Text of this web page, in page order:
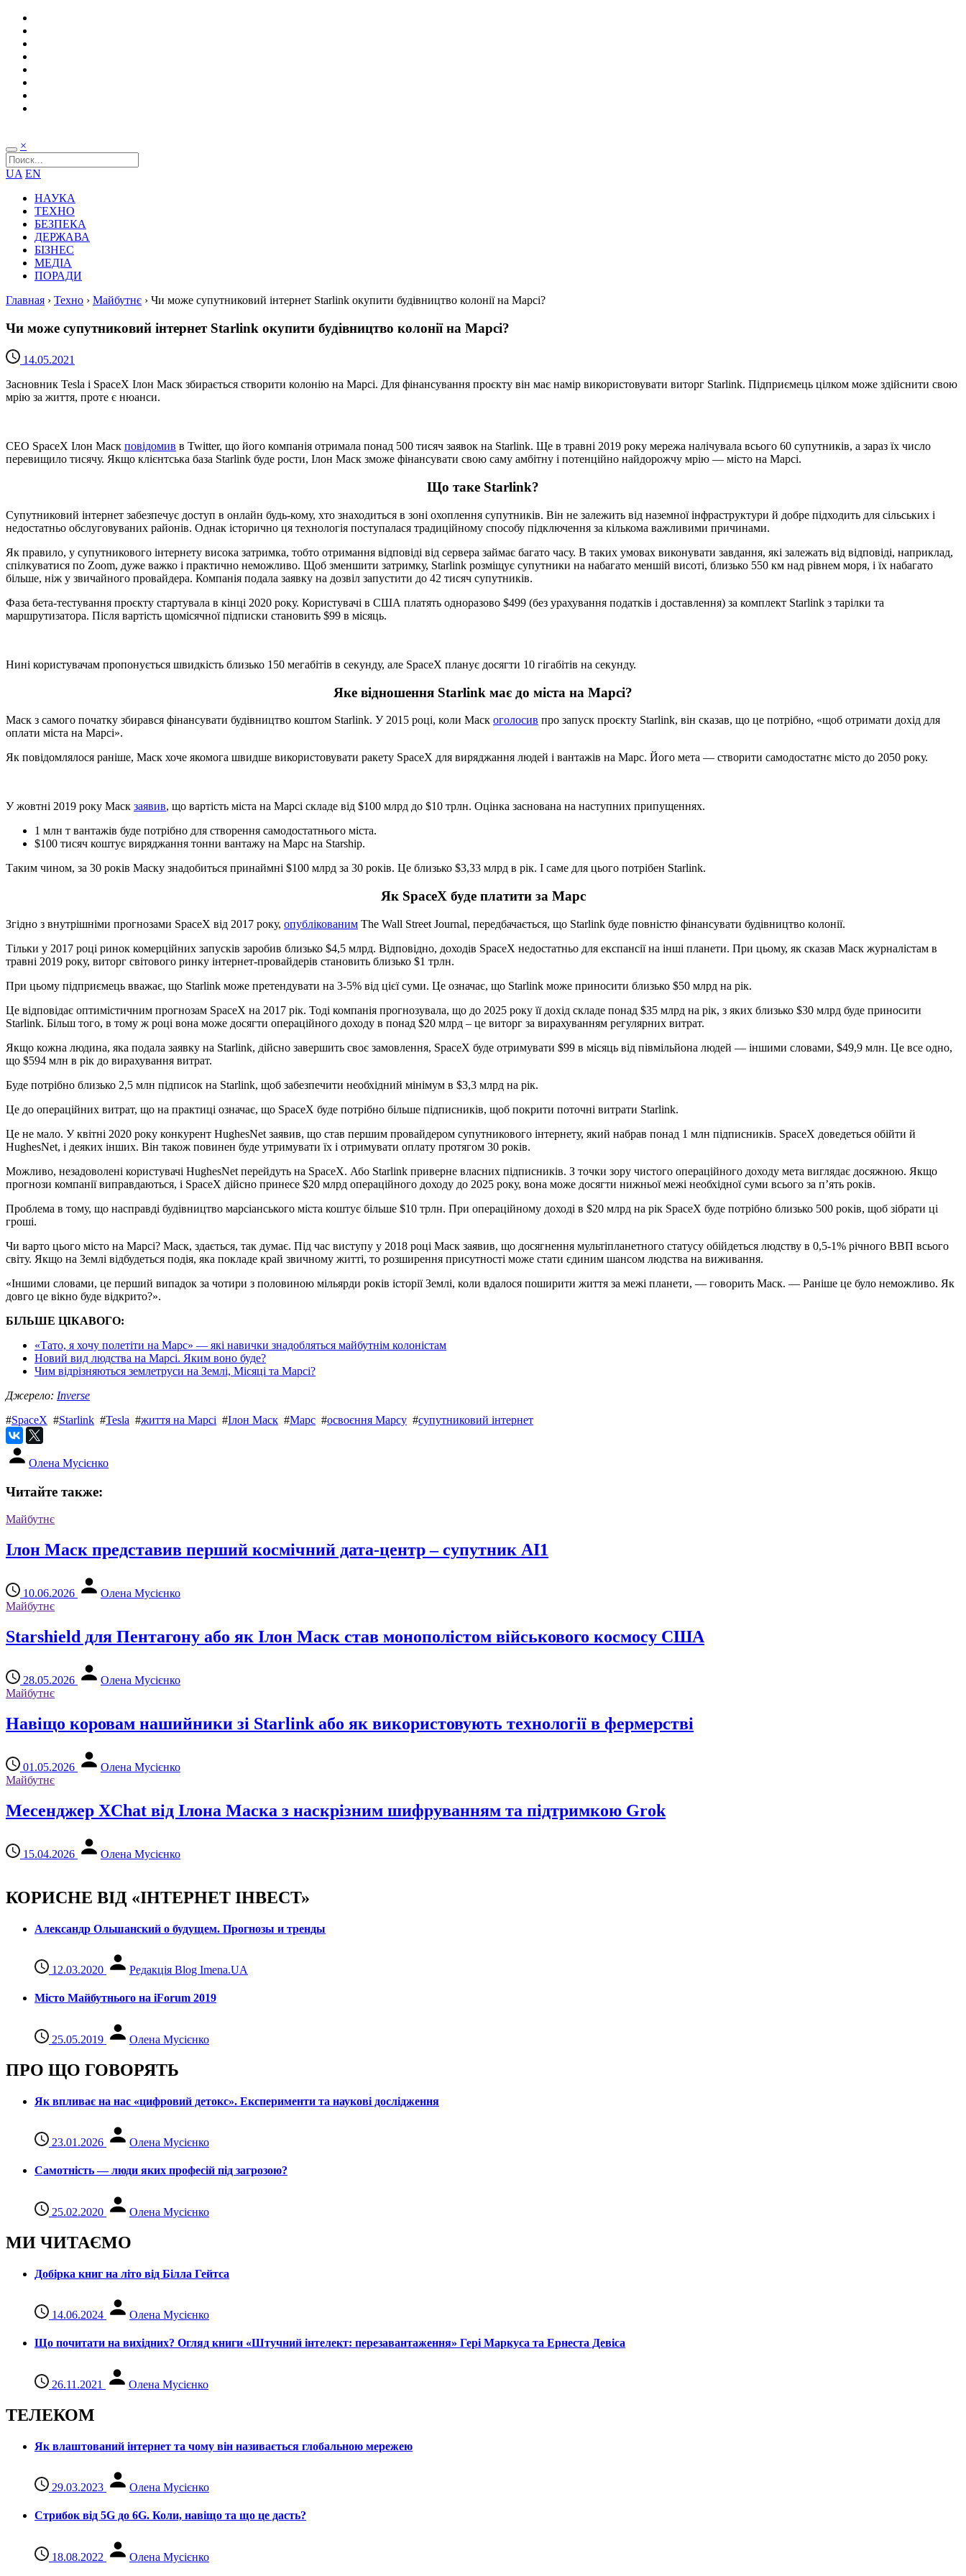
×
UA EN
НАУКА
ТЕХНО
БЕЗПЕКА
ДЕРЖАВА
БІЗНЕС
МЕДІА
ПОРАДИ
Главная › Техно › Майбутнє › Чи може супутниковий інтернет Starlink окупити будівництво колонії на Марсі?
Чи може супутниковий інтернет Starlink окупити будівництво колонії на Марсі?
14.05.2021
Засновник Tesla і SpaceX Ілон Маск збирається створити колонію на Марсі. Для фінансування проєкту він має намір використовувати виторг Starlink. Підприємець цілком може здійснити свою
мрію за життя, проте є нюанси.
CEO SpaceX Ілон Маск повідомив в Twitter, що його компанія отримала понад 500 тисяч заявок на Starlink. Ще в травні 2019 року мережа налічувала всього 60 супутників, а зараз їх число
перевищило тисячу. Якщо клієнтська база Starlink буде рости, Ілон Маск зможе фінансувати свою саму амбітну і потенційно найдорожчу мрію — місто на Марсі.
Що таке Starlink?
Супутниковий інтернет забезпечує доступ в онлайн будь-кому, хто знаходиться в зоні охоплення супутників. Він не залежить від наземної інфраструктури й добре підходить для сільських і
недостатньо обслуговуваних районів. Однак історично ця технологія поступалася традиційному способу підключення за кількома важливими причинами.
Як правило, у супутникового інтернету висока затримка, тобто отримання відповіді від сервера займає багато часу. В таких умовах виконувати завдання, які залежать від відповіді, наприклад,
спілкуватися по Zoom, дуже важко і практично неможливо. Щоб зменшити затримку, Starlink розміщує супутники на набагато меншій висоті, близько 550 км над рівнем моря, і їх набагато
більше, ніж у звичайного провайдера. Компанія подала заявку на дозвіл запустити до 42 тисяч супутників.
Фаза бета-тестування проєкту стартувала в кінці 2020 року. Користувачі в США платять одноразово $499 (без урахування податків і доставлення) за комплект Starlink з тарілки та
маршрутизатора. Після вартість щомісячної підписки становить $99 в місяць.
Нині користувачам пропонується швидкість близько 150 мегабітів в секунду, але SpaceX планує досягти 10 гігабітів на секунду.
Яке відношення Starlink має до міста на Марсі?
Маск з самого початку збирався фінансувати будівництво коштом Starlink. У 2015 році, коли Маск оголосив про запуск проєкту Starlink, він сказав, що це потрібно, «щоб отримати дохід для
оплати міста на Марсі».
Як повідомлялося раніше, Маск хоче якомога швидше використовувати ракету SpaceX для виряджання людей і вантажів на Марс. Його мета — створити самодостатнє місто до 2050 року.
У жовтні 2019 року Маск заявив, що вартість міста на Марсі складе від $100 млрд до $10 трлн. Оцінка заснована на наступних припущеннях.
1 млн т вантажів буде потрібно для створення самодостатнього міста.
$100 тисяч коштує виряджання тонни вантажу на Марс на Starship.
Таким чином, за 30 років Маску знадобиться принаймні $100 млрд за 30 років. Це близько $3,33 млрд в рік. І саме для цього потрібен Starlink.
Як SpaceX буде платити за Марс
Згідно з внутрішніми прогнозами SpaceX від 2017 року, опублікованим The Wall Street Journal, передбачається, що Starlink буде повністю фінансувати будівництво колонії.
Тільки у 2017 році ринок комерційних запусків заробив близько $4,5 млрд. Відповідно, доходів SpaceX недостатньо для експансії на інші планети. При цьому, як сказав Маск журналістам в
травні 2019 року, виторг світового ринку інтернет-провайдерів становить близько $1 трлн.
При цьому підприємець вважає, що Starlink може претендувати на 3-5% від цієї суми. Це означає, що Starlink може приносити близько $50 млрд на рік.
Це відповідає оптимістичним прогнозам SpaceX на 2017 рік. Тоді компанія прогнозувала, що до 2025 року її дохід складе понад $35 млрд на рік, з яких близько $30 млрд буде приносити
Starlink. Більш того, в тому ж році вона може досягти операційного доходу в понад $20 млрд – це виторг за вирахуванням регулярних витрат.
Якщо кожна людина, яка подала заявку на Starlink, дійсно завершить своє замовлення, SpaceX буде отримувати $99 в місяць від півмільйона людей — іншими словами, $49,9 млн. Це все одно,
що $594 млн в рік до вирахування витрат.
Буде потрібно близько 2,5 млн підписок на Starlink, щоб забезпечити необхідний мінімум в $3,3 млрд на рік.
Це до операційних витрат, що на практиці означає, що SpaceX буде потрібно більше підписників, щоб покрити поточні витрати Starlink.
Це не мало. У квітні 2020 року конкурент HughesNet заявив, що став першим провайдером супутникового інтернету, який набрав понад 1 млн підписників. SpaceX доведеться обійти й
HughesNet, і деяких інших. Він також повинен буде утримувати їх і отримувати оплату протягом 30 років.
Можливо, незадоволені користувачі HughesNet перейдуть на SpaceX. Або Starlink приверне власних підписників. З точки зору чистого операційного доходу мета виглядає досяжною. Якщо
прогнози компанії виправдаються, і SpaceX дійсно принесе $20 млрд операційного доходу до 2025 року, вона може досягти нижньої межі необхідної суми всього за п’ять років.
Проблема в тому, що насправді будівництво марсіанського міста коштує більше $10 трлн. При операційному доході в $20 млрд на рік SpaceX буде потрібно близько 500 років, щоб зібрати ці
гроші.
Чи варто цього місто на Марсі? Маск, здається, так думає. Під час виступу у 2018 році Маск заявив, що досягнення мультіпланетного статусу обійдеться людству в 0,5-1% річного ВВП всього
світу. Якщо на Землі відбудеться подія, яка покладе край звичному житті, то розширення присутності може стати єдиним шансом людства на виживання.
«Іншими словами, це перший випадок за чотири з половиною мільярди років історії Землі, коли вдалося поширити життя за межі планети, — говорить Маск. — Раніше це було неможливо. Як
довго це вікно буде відкрито?».
БІЛЬШЕ ЦІКАВОГО:
«Тато, я хочу полетіти на Марс» — які навички знадобляться майбутнім колоністам
Новий вид людства на Марсі. Яким воно буде?
Чим відрізняються землетруси на Землі, Місяці та Марсі?
Джерело: Inverse
#SpaceX #Starlink #Tesla #життя на Марсі #Ілон Маск #Марс #освоєння Марсу #супутниковий інтернет
Олена Мусієнко
Читайте также:
Майбутнє
Ілон Маск представив перший космічний дата-центр – супутник AI1
10.06.2026
Олена Мусієнко
Майбутнє
Starshield для Пентагону або як Ілон Маск став монополістом військового космосу США
28.05.2026
Олена Мусієнко
Майбутнє
Навіщо коровам нашийники зі Starlink або як використовують технології в фермерстві
01.05.2026
Олена Мусієнко
Майбутнє
Месенджер XChat від Ілона Маска з наскрізним шифруванням та підтримкою Grok
15.04.2026 Олена Мусієнко
КОРИСНЕ ВІД «ІНТЕРНЕТ ІНВЕСТ»
Александр Ольшанский о будущем. Прогнозы и тренды
12.03.2020 Редакція Blog Imena.UA
Місто Майбутнього на iForum 2019
25.05.2019 Олена Мусієнко
ПРО ЩО ГОВОРЯТЬ
Як впливає на нас «цифровий детокс». Експерименти та наукові дослідження
23.01.2026 Олена Мусієнко
Самотність — люди яких професій під загрозою?
25.02.2020 Олена Мусієнко
МИ ЧИТАЄМО
Добірка книг на літо від Білла Гейтса
14.06.2024 Олена Мусієнко
Що почитати на вихідних? Огляд книги «Штучний інтелект: перезавантаження» Гері Маркуса та Ернеста Девіса
26.11.2021 Олена Мусієнко
ТЕЛЕКОМ
Як влаштований інтернет та чому він називається глобальною мережею
29.03.2023 Олена Мусієнко
Стрибок від 5G до 6G. Коли, навіщо та що це даcть?
18.08.2022
Олена Мусієнко